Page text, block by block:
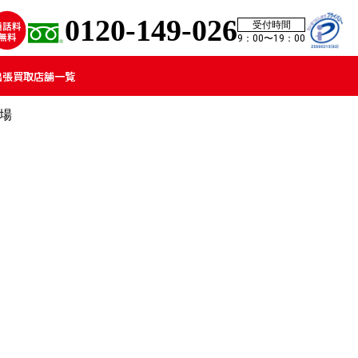
0120-149-026
受付時間
9：00〜19：00
買取店舗一覧